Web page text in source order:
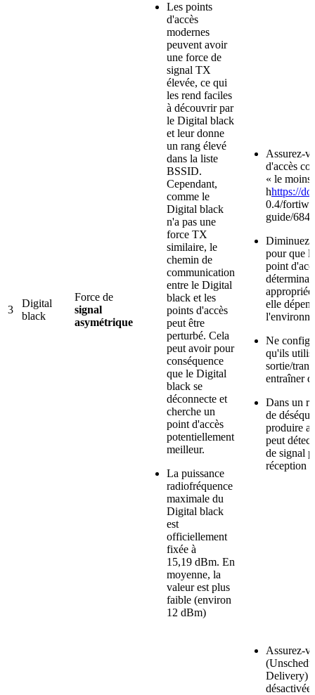
3
Digital
black
Force de
signal
asymétrique
Les points
d'accès
modernes
peuvent avoir
une force de
signal TX
élevée, ce qui
les rend faciles
à découvrir par
le Digital black
et leur donne
un rang élevé
dans la liste
BSSID.
Cependant,
comme le
Digital black
n'a pas une
force TX
similaire, le
chemin de
communication
entre le Digital
black et les
points d'accès
peut être
perturbé. Cela
peut avoir pour
conséquence
que le Digital
black se
déconnecte et
cherche un
point d'accès
potentiellement
meilleur.
La puissance
radiofréquence
maximale du
Digital black
est
officiellement
fixée à
15,19 dBm. En
moyenne, la
valeur est plus
faible (environ
12 dBm)
Assurez-
d'accès
« le moins
hhttps://
0.4/
guide/
Diminuez
pour que
point
elle
Ne
qu'ils
sortie/
entraîner
Dans un
de
produire
peut
de signal
réception
Assurez-
Delivery)